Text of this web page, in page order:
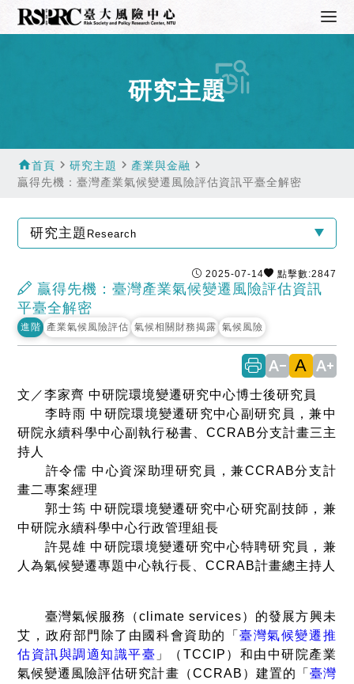
研究主題
home首頁 navigate_next研究主題 navigate_next 產業與金融 navigate_next
贏得先機：臺灣產業氣候變遷風險評估資訊平臺全解密
研究主題 Research
2025-07-14 點擊數:2847
贏得先機：臺灣產業氣候變遷風險評估資訊
平臺全解密
進階 產業氣候風險評估 氣候相關財務揭露 氣候風險
text_decrease A text_increase
文／李家齊 中研院環境變遷研究中心博士後研究員
李時雨 中研院環境變遷研究中心副研究員，兼中
研院永續科學中心副執行秘書、 CCRAB分支計畫三主
持人
許令儒 中心資深助理研究員，兼CCRAB分支計
畫二專案經理
郭士筠 中研院環境變遷研究中心研究副技師，兼
中研院永續科學中心行政管理組長
許晃雄 中研院環境變遷研究中心特聘研究員，兼
人為氣候變遷專題中心執行長、CCRAB計畫總主持人
臺灣氣候服務（climate services）的發展方興未
艾，政府部門除了由國科會資助的「臺灣氣候變遷推
估資訊與調適知識平臺 」（ TCCIP ）和由中研院產業
氣候變遷風險評估研究計畫（CCRAB ）建置的「 臺灣